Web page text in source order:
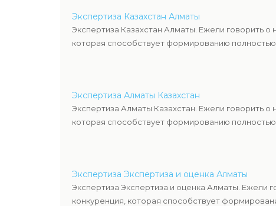
Экспертиза Казахстан Алматы
Экспертиза Казахстан Алматы. Ежели говорить о
которая способствует формированию полностью
Экспертиза Алматы Казахстан
Экспертиза Алматы Казахстан. Ежели говорить о
которая способствует формированию полностью
Экспертиза Экспертиза и оценка Алматы
Экспертиза Экспертиза и оценка Алматы. Ежели
конкуренция, которая способствует